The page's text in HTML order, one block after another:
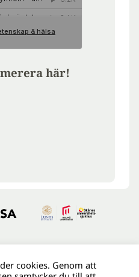
här!
cookies. Genom att